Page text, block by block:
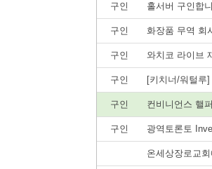
구인 홀서버 구인합
구인 화장품 무역 회
구인 와치코 라이브
구인 [키치너/워털루
구인 컨비니언스 핼
구인 광역토론토
온세상장로교